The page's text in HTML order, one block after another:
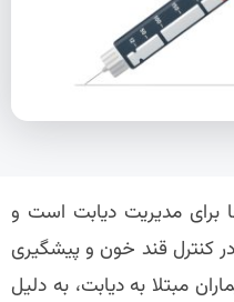
برای مدیریت دیابت است و
قند خون و پیشگیری
مبتلا به دیابت، به دلیل